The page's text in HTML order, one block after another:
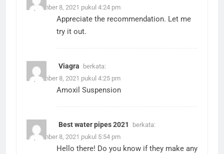
September 8, 2021 pukul 4:24 pm
Appreciate the recommendation. Let me
try it out.
Viagra
berkata:
September 8, 2021 pukul 4:25 pm
Amoxil Suspension
Best water pipes 2021
berkata:
September 8, 2021 pukul 5:54 pm
Hello there! Do you know if they make any